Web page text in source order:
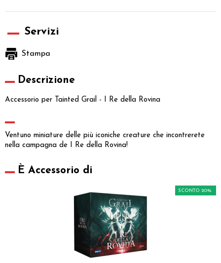
Servizi
Stampa
Descrizione
Accessorio per Tainted Grail - I Re della Rovina
Ventuno miniature delle più iconiche creature che incontrerete
nella campagna de I Re della Rovina!
È Accessorio di
SCONTO 20%